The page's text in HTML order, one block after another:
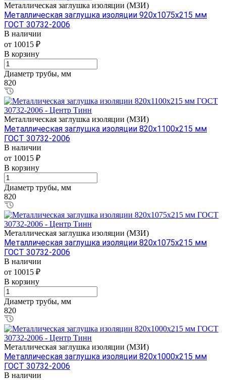
Металлическая заглушка изоляции (МЗИ)
Металлическая заглушка изоляции 920х1075х215 мм
ГОСТ 30732-2006
В наличии
от 10015 ₽
В корзину
Диаметр трубы, мм
820
Металлическая заглушка изоляции (МЗИ)
Металлическая заглушка изоляции 820х1100х215 мм
ГОСТ 30732-2006
В наличии
от 10015 ₽
В корзину
Диаметр трубы, мм
820
Металлическая заглушка изоляции (МЗИ)
Металлическая заглушка изоляции 820х1075х215 мм
ГОСТ 30732-2006
В наличии
от 10015 ₽
В корзину
Диаметр трубы, мм
820
Металлическая заглушка изоляции (МЗИ)
Металлическая заглушка изоляции 820х1000х215 мм
ГОСТ 30732-2006
В наличии